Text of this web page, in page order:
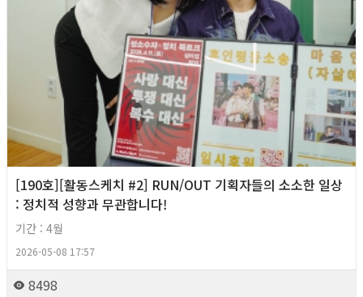
[190호][활동스케치 #2] RUN/OUT 기획자들의 소소한 일상
: 정치적 성향과 무관합니다!
기간 : 4월
2026-05-08 17:57
8498